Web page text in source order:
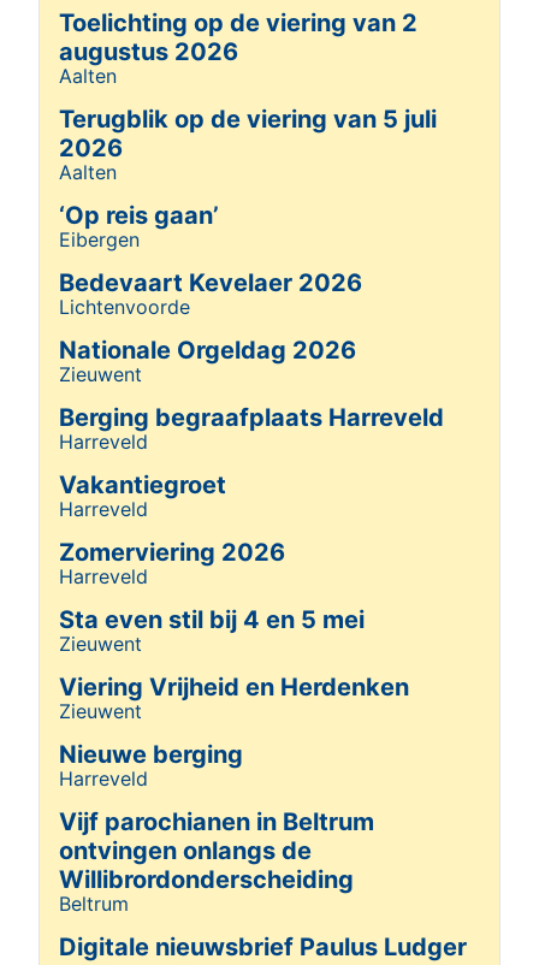
Riek Geverink-Brinke Hassinkhof,
voorheen Heelweg
Jan Dute
Mölleweg 6, Beltrum
Krabbenweg 3 Beltrum
Wilhelmien te Bogt-Berentsen
Geboren op Spilmansdijk 10 Beltrum
Canada
Martien Nijenhuis
Zwarteweg 9a Beltrum
Trees Borgijink-Nahuis
Hassinkhof
Willem Beernink
Meester Troelstrastraat 2 Neede 7161 GD
Johnny te Loeke
Heelweg 2c Beltrum
Jos Hendriks
Hoornhorststraat 2 Beltrum
Ricky te Woerd-Tacke
Toelichting op de viering van 2
augustus 2026
Details
Aalten
Terugblik op de viering van 5 juli
2026
Details
Aalten
‘Op reis gaan’
Details
Eibergen
Bedevaart Kevelaer 2026
Details
Lichtenvoorde
Nationale Orgeldag 2026
Details
Zieuwent
Berging begraafplaats Harreveld
Details
Harreveld
Vakantiegroet
Details
Harreveld
Zomerviering 2026
Details
Harreveld
Sta even stil bij 4 en 5 mei
Details
Zieuwent
Viering Vrijheid en Herdenken
Details
Zieuwent
Nieuwe berging
Details
Harreveld
Vijf parochianen in Beltrum
ontvingen onlangs de
Willibrordonderscheiding
Details
Beltrum
Digitale nieuwsbrief Paulus Ludger